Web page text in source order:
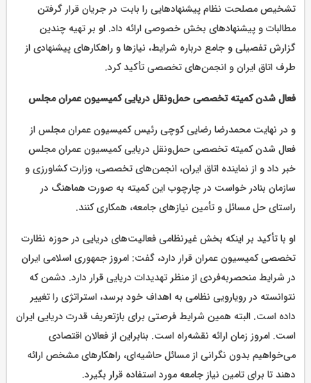
تشخیص مصلحت نظام پیشنهادهایی را بابت در جریان قرار گرفتن
مطالبات و پیشنهادهای بخش خصوصی ارائه داد. او بر تهیه چندین
گزارش تفصیلی و جامع درباره شرایط، نیازها و راهکارهای پیشنهادی از
طرف اتاق ایران و انجمن‌های تخصصی تأکید کرد.
فعال شدن کمیته تخصصی حمل‌ونقل دریایی کمیسیون عمران مجلس
و در نهایت محمدرضا رضایی کوچی رئیس کمیسیون عمران مجلس از
فعال شدن کمیته تخصصی حمل‌ونقل دریایی کمیسیون عمران مجلس
خبر داد و از نماینده اتاق ایران، انجمن‌های تخصصی، وزارت کشاورزی و
سازمان بنادر خواست در چارچوب این کمیته به صورت هماهنگ در
راستای حل مسائل و تأمین نیازهای جامعه، همکاری کنند.
او با تأکید بر اینکه بخش غیرنظامی فعالیت‌های دریایی در حوزه نظارت
تخصصی کمیسیون عمران قرار دارد، گفت: امروز جمهوری اسلامی ایران
در شرایط منحصربه‌فردی از منظر تهدیدات دریایی قرار دارد. دشمن که
نتوانسته در رویارویی نظامی به اهداف خود برسد، استراتژی را تغییر
داده است. البته همین شرایط فرصتی برای بازتعریف قدرت دریایی ایران
است. امروز زمان ارائه نقشه‌راه است. بنابراین از فعالان اقتصادی
می‌خواهیم بدون نگرانی از مسائل حاشیه‌ای، راهکارهای مشخص ارائه
دهند تا برای تامین نیاز جامعه مورد استفاده قرار بگیرد.